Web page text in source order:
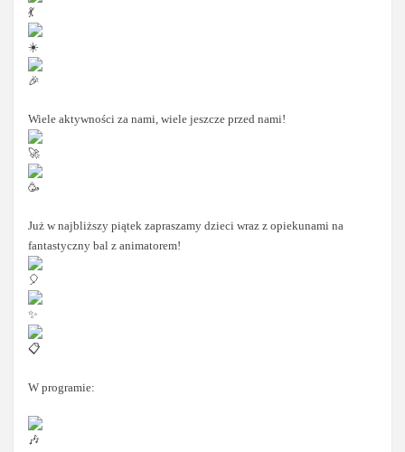
Wiele aktywności za nami, wiele jeszcze przed nami!
Już w najbliższy piątek zapraszamy dzieci wraz z opiekunami na
fantastyczny bal z animatorem!
W programie: